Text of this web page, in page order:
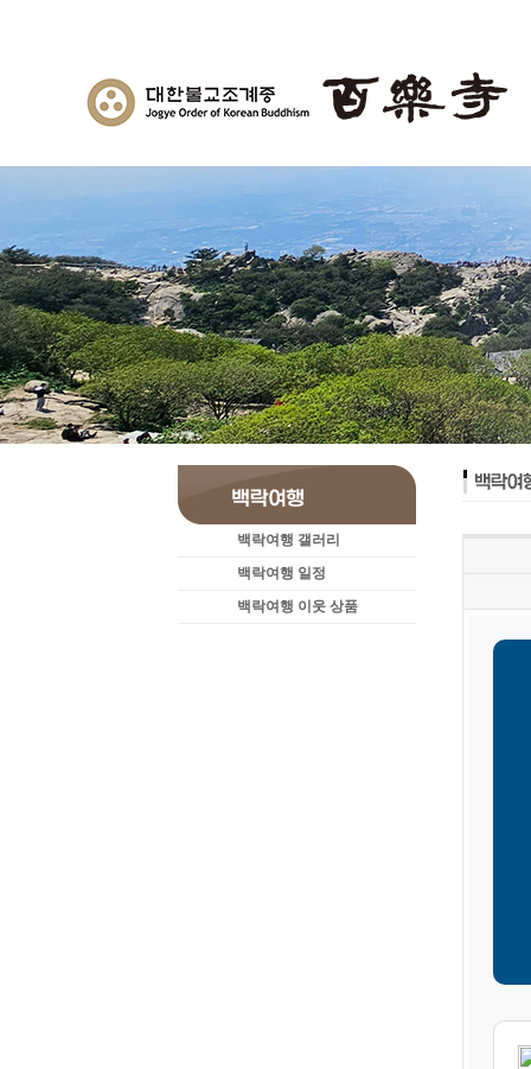
백락여행 갤러리
백락여행 일정
백락여행 이웃 상품